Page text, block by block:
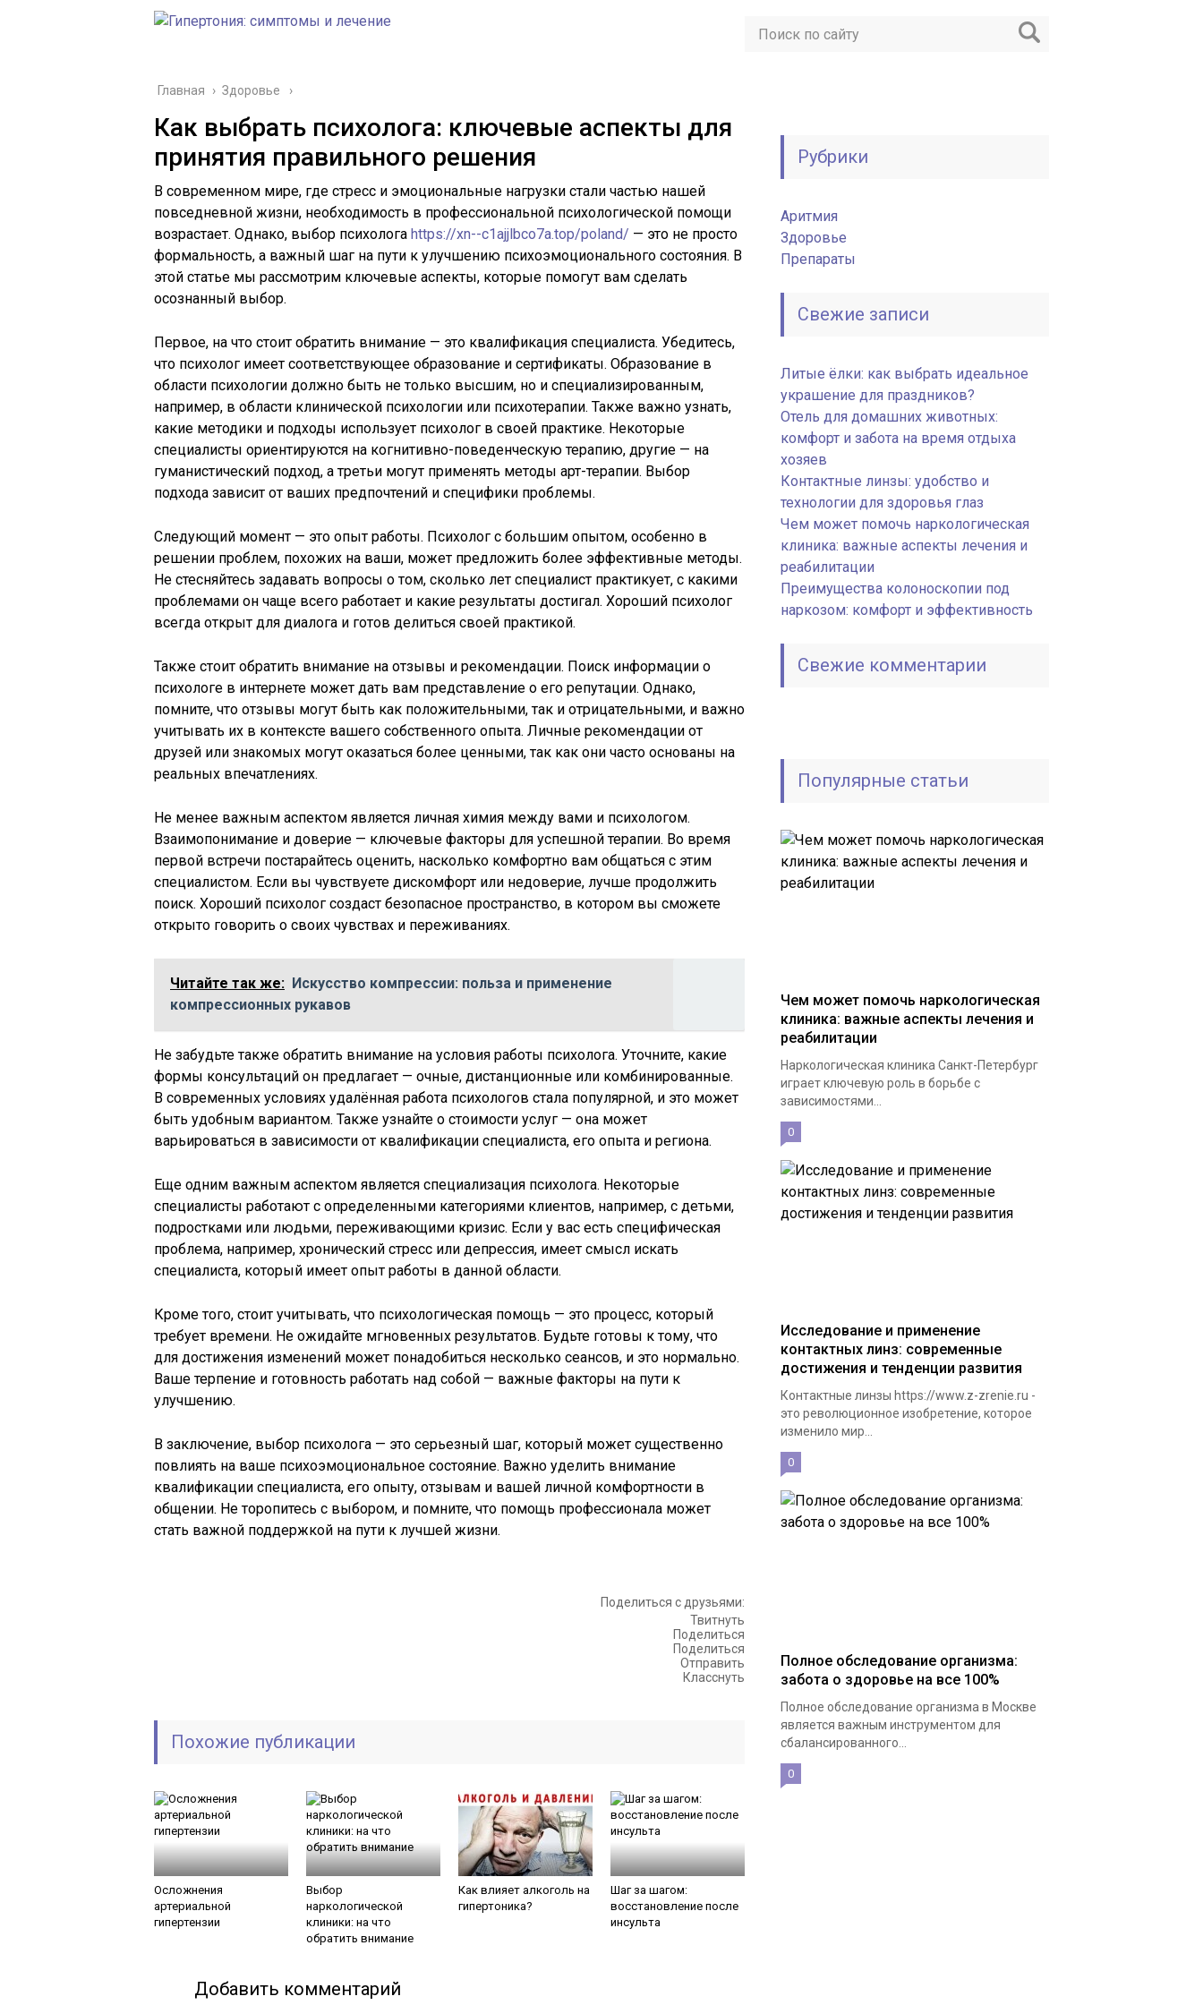
Главная › Здоровье
Как выбрать психолога: ключевые аспекты для
принятия правильного решения
В современном мире, где стресс и эмоциональные нагрузки стали частью нашей
повседневной жизни, необходимость в профессиональной психологической помощи
возрастает. Однако, выбор психолога https://xn--c1ajjlbco7a.top/poland/ — это не просто
формальность, а важный шаг на пути к улучшению психоэмоционального состояния. В
этой статье мы рассмотрим ключевые аспекты, которые помогут вам сделать
осознанный выбор.
Первое, на что стоит обратить внимание — это квалификация специалиста. Убедитесь,
что психолог имеет соответствующее образование и сертификаты. Образование в
области психологии должно быть не только высшим, но и специализированным,
например, в области клинической психологии или психотерапии. Также важно узнать,
какие методики и подходы использует психолог в своей практике. Некоторые
специалисты ориентируются на когнитивно-поведенческую терапию, другие — на
гуманистический подход, а третьи могут применять методы арт-терапии. Выбор
подхода зависит от ваших предпочтений и специфики проблемы.
Следующий момент — это опыт работы. Психолог с большим опытом, особенно в
решении проблем, похожих на ваши, может предложить более эффективные методы.
Не стесняйтесь задавать вопросы о том, сколько лет специалист практикует, с какими
проблемами он чаще всего работает и какие результаты достигал. Хороший психолог
всегда открыт для диалога и готов делиться своей практикой.
Также стоит обратить внимание на отзывы и рекомендации. Поиск информации о
психологе в интернете может дать вам представление о его репутации. Однако,
помните, что отзывы могут быть как положительными, так и отрицательными, и важно
учитывать их в контексте вашего собственного опыта. Личные рекомендации от
друзей или знакомых могут оказаться более ценными, так как они часто основаны на
реальных впечатлениях.
Не менее важным аспектом является личная химия между вами и психологом.
Взаимопонимание и доверие — ключевые факторы для успешной терапии. Во время
первой встречи постарайтесь оценить, насколько комфортно вам общаться с этим
специалистом. Если вы чувствуете дискомфорт или недоверие, лучше продолжить
поиск. Хороший психолог создаст безопасное пространство, в котором вы сможете
открыто говорить о своих чувствах и переживаниях.
Читайте так же: Искусство компрессии: польза и применение
компрессионных рукавов
Не забудьте также обратить внимание на условия работы психолога. Уточните, какие
формы консультаций он предлагает — очные, дистанционные или комбинированные.
В современных условиях удалённая работа психологов стала популярной, и это может
быть удобным вариантом. Также узнайте о стоимости услуг — она может
варьироваться в зависимости от квалификации специалиста, его опыта и региона.
Еще одним важным аспектом является специализация психолога. Некоторые
специалисты работают с определенными категориями клиентов, например, с детьми,
подростками или людьми, переживающими кризис. Если у вас есть специфическая
проблема, например, хронический стресс или депрессия, имеет смысл искать
специалиста, который имеет опыт работы в данной области.
Кроме того, стоит учитывать, что психологическая помощь — это процесс, который
требует времени. Не ожидайте мгновенных результатов. Будьте готовы к тому, что
для достижения изменений может понадобиться несколько сеансов, и это нормально.
Ваше терпение и готовность работать над собой — важные факторы на пути к
улучшению.
В заключение, выбор психолога — это серьезный шаг, который может существенно
повлиять на ваше психоэмоциональное состояние. Важно уделить внимание
квалификации специалиста, его опыту, отзывам и вашей личной комфортности в
общении. Не торопитесь с выбором, и помните, что помощь профессионала может
стать важной поддержкой на пути к лучшей жизни.
Поделиться с друзьями:
Твитнуть
Поделиться
Поделиться
Отправить
Класснуть
Похожие публикации
Осложнения
артериальной
гипертензии
Выбор
наркологической
клиники: на что
обратить внимание
Как влияет алкоголь на
гипертоника?
Шаг за шагом:
восстановление после
инсульта
Добавить комментарий
Рубрики
Аритмия
Здоровье
Препараты
Свежие записи
Литые ёлки: как выбрать идеальное
украшение для праздников?
Отель для домашних животных:
комфорт и забота на время отдыха
хозяев
Контактные линзы: удобство и
технологии для здоровья глаз
Чем может помочь наркологическая
клиника: важные аспекты лечения и
реабилитации
Преимущества колоноскопии под
наркозом: комфорт и эффективность
Свежие комментарии
Популярные статьи
Чем может помочь наркологическая
клиника: важные аспекты лечения и
реабилитации
Наркологическая клиника Санкт-Петербург
играет ключевую роль в борьбе с
зависимостями...
0
Исследование и применение
контактных линз: современные
достижения и тенденции развития
Контактные линзы https://www.z-zrenie.ru -
это революционное изобретение, которое
изменило мир...
0
Полное обследование организма:
забота о здоровье на все 100%
Полное обследование организма в Москве
является важным инструментом для
сбалансированного...
0